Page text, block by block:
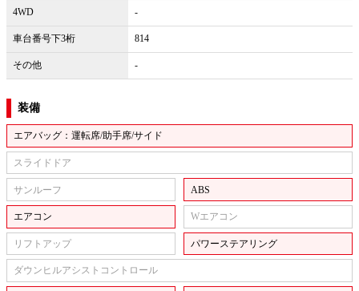
4WD -
車台番号下3桁 814
その他 -
装備
エアバッグ：運転席/助手席/サイド
スライドドア
サンルーフ ABS
エアコン Wエアコン
リフトアップ パワーステアリング
ダウンヒルアシストコントロール